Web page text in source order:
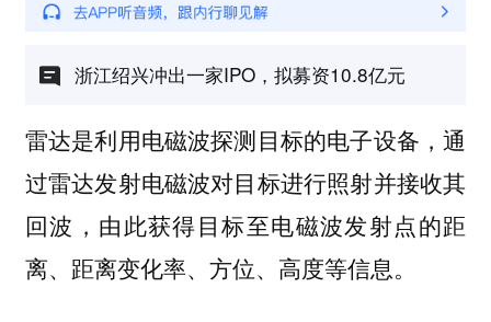
浙江绍兴冲出一家IPO，拟募资10.8亿元
雷达是利用电磁波探测目标的电子设备，通
过雷达发射电磁波对目标进行照射并接收其
回波，由此获得目标至电磁波发射点的距
离、距离变化率、方位、高度等信息。